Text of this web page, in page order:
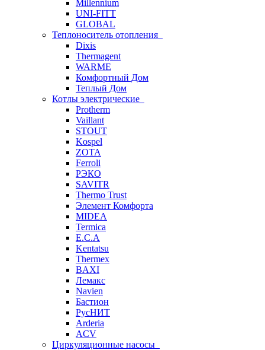
Millennium
UNI-FITT
GLOBAL
Теплоноситель отопления
Dixis
Thermagent
WARME
Комфортный Дом
Теплый Дом
Котлы электрические
Protherm
Vaillant
STOUT
Kospel
ZOTA
Ferroli
РЭКО
SAVITR
Thermo Trust
Элемент Комфорта
MIDEA
Termica
E.C.A
Kentatsu
Thermex
BAXI
Лемакс
Navien
Бастион
РусНИТ
Arderia
ACV
Циркуляционные насосы